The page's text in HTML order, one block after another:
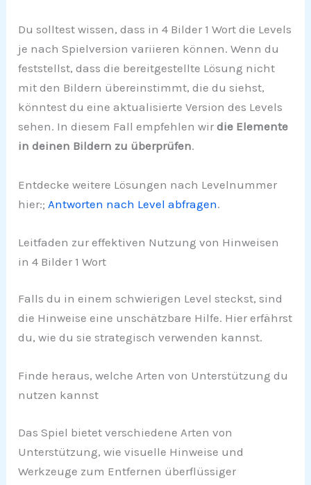
Du solltest wissen, dass in 4 Bilder 1 Wort die Levels
je nach Spielversion variieren können. Wenn du
feststellst, dass die bereitgestellte Lösung nicht
mit den Bildern übereinstimmt, die du siehst,
könntest du eine aktualisierte Version des Levels
sehen. In diesem Fall empfehlen wirdie Elemente
in deinen Bildern zu überprüfen.
Entdecke weitere Lösungen nach Levelnummer
hier:; Antworten nach Level abfragen.
Leitfaden zur effektiven Nutzung von Hinweisen
in 4 Bilder 1 Wort
Falls du in einem schwierigen Level steckst, sind
die Hinweise eine unschätzbare Hilfe. Hier erfährst
du, wie du sie strategisch verwenden kannst.
Finde heraus, welche Arten von Unterstützung du
nutzen kannst
Das Spiel bietet verschiedene Arten von
Unterstützung, wie visuelle Hinweise und
Werkzeuge zum Entfernen überflüssiger